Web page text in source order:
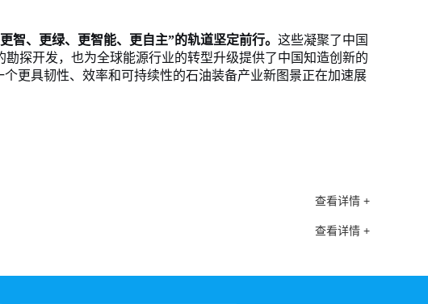
智、更绿、 更智能、 更自主”的轨道坚定前行。 这些凝聚了中国
探开发，也为全球能源行业的转型升级提供了中国知造创新的
更具韧性、效率和可持续性的石油装备产业新图景正在加速展
查看详情 +
查看详情 +